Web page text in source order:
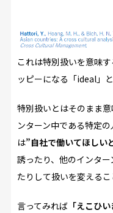
これは特別扱いを意味
ッピーになる「ideal」
特別扱いとはそのまま
ンターン中である特定
は”自社で働いてほしい
誘ったり、他のインタ
たりして扱いを変えるこ
言ってみれば「えこひい